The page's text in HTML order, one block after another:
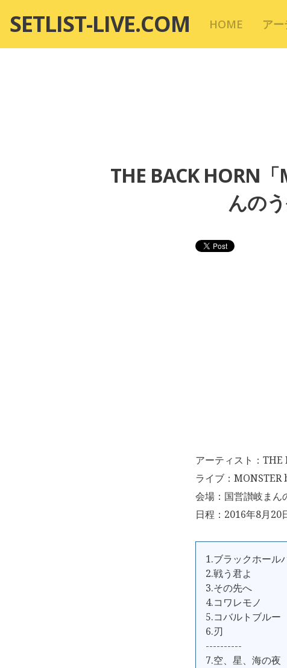
テ
SETLIST-LIVE.COM HOME ア
THE BACK HORN
んの
アーティスト：THE
ライブ：MONSTER
会場：国営讃岐まん
日程：2016年8月20
1.ブラックホール
2.戦う君よ
3.その先へ
4.コワレモノ
5.コバルトブルー
6.刃
----------
7.空、星、海の夜